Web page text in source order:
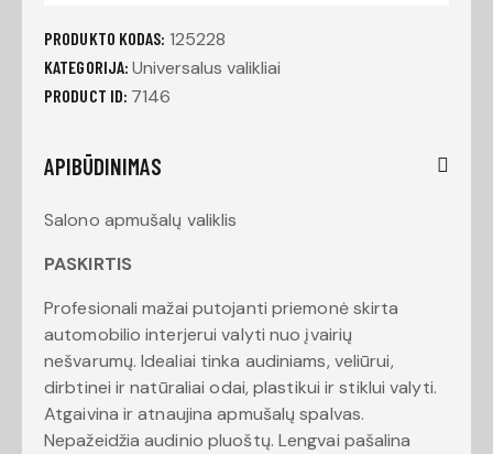
PRODUKTO KODAS: 125228
KATEGORIJA:Universalus valikliai
PRODUCT ID: 7146
APIBŪDINIMAS
Salono apmušalų valiklis
PASKIRTIS
Profesionali mažai putojanti priemonė skirta
automobilio interjerui valyti nuo įvairių
nešvarumų. Idealiai tinka audiniams, veliūrui,
dirbtinei ir natūraliai odai, plastikui ir stiklui valyti.
Atgaivina ir atnaujina apmušalų spalvas.
Nepažeidžia audinio pluoštų. Lengvai pašalina